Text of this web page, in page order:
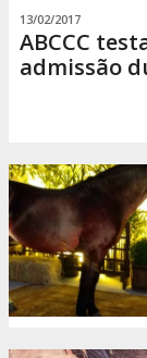
13/02/2017
ABCCC
admissão